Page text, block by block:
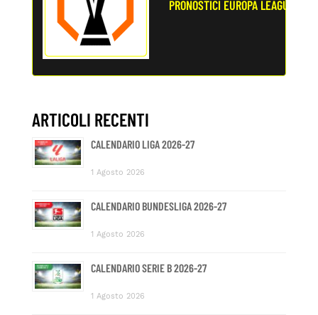
PRONOSTICI EUROPA LEAGUE
ARTICOLI RECENTI
CALENDARIO LIGA 2026-27
1 Agosto 2026
CALENDARIO BUNDESLIGA 2026-27
1 Agosto 2026
CALENDARIO SERIE B 2026-27
1 Agosto 2026